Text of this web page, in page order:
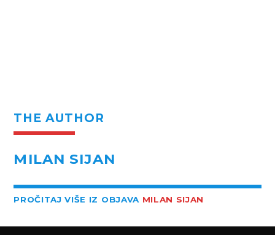
THE AUTHOR
MILAN SIJAN
PROČITAJ VIŠE IZ OBJAVA MILAN SIJAN